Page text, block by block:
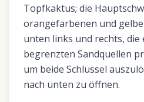
Topfkaktus; die
orangefarbenen und
unten links und rechts, die
begrenzten Sandquellen
um beide Schlüssel
nach unten zu öffnen.